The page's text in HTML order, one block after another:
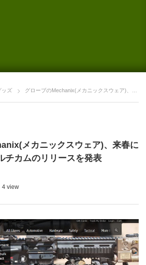
ッズ グローブのMechanix(メカニックスウェア)、来春にもカモフラ・マルチカムのリリースを発表
メカニックスウェア)、来春に
チカムのリリースを発表
4 view